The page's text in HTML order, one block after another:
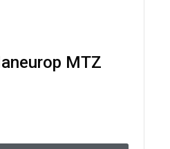
MTZ